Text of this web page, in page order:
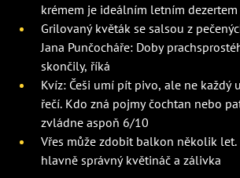
krémem je ideálním letním dezertem
Grilovaný květák se salsou z
Jana Punčocháře: Doby
skončily, říká
Kvíz: Češi umí pít pivo, ale ne
řečí. Kdo zná pojmy čochtan nebo
zvládne aspoň 6/10
Vřes může zdobit balkon několik let.
hlavně správný květináč a zálivka